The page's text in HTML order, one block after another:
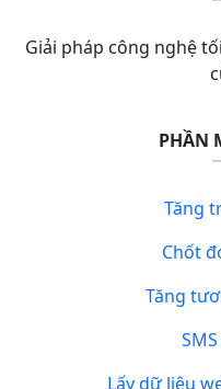
Giải pháp công nghệ
PHẦN
Tăng
Chốt
Tăng
Lấy dữ liệu